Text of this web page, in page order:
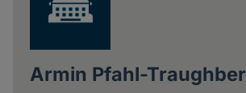
Armin Pfahl-Traughber